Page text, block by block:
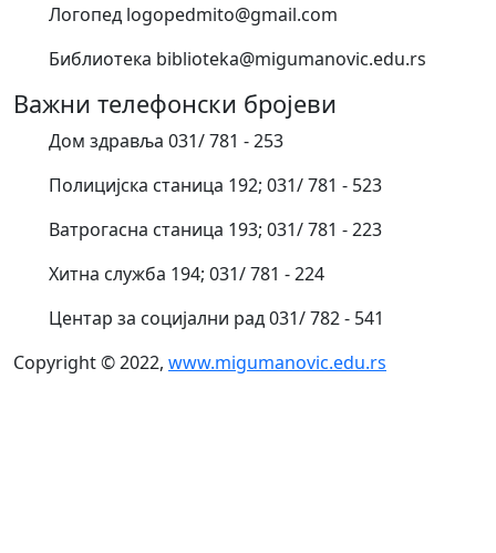
Логопед logopedmito@gmail.com
Библиотека biblioteka@migumanovic.edu.rs
Важни телефонски бројеви
Дом здравља 031/ 781 - 253
Полицијска станица 192; 031/ 781 - 523
Ватрогасна станица 193; 031/ 781 - 223
Хитна служба 194; 031/ 781 - 224
Центар за социјални рад 031/ 782 - 541
Copyright © 2022, www.migumanovic.edu.rs